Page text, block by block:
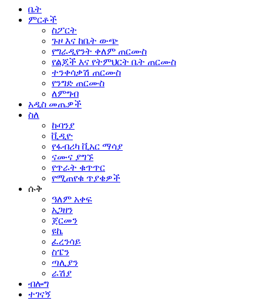
ቤት
ምርቶች
ስፖርት
ጉዞ እና ከቤት ውጭ
የግራዲየንት ቀለም ጠርሙስ
የልጆች እና የትምህርት ቤት ጠርሙስ
ተንቀሳቃሽ ጠርሙስ
የንግድ ጠርሙስ
ለምግብ
አዲስ መጤዎች
ስለ
ኩባንያ
ቪዲዮ
የፋብሪካ ቪአር ማሳያ
ናሙና ያግኙ
የጥራት ቁጥጥር
የሚጠየቁ ጥያቄዎች
ሱቅ
ዓለም አቀፍ
አጋዘን
ጀርመን
ዩኬ
ፈረንሳይ
ስፔን
ጣሊያን
ራሽያ
ብሎግ
ተገናኝ